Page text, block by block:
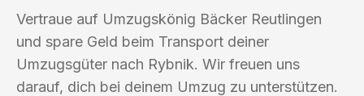
Vertraue auf Umzugskönig Bäcker Reutlingen
und spare Geld beim Transport deiner
Umzugsgüter nach Rybnik. Wir freuen uns
darauf, dich bei deinem Umzug zu unterstützen.